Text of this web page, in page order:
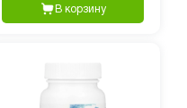
В корзину